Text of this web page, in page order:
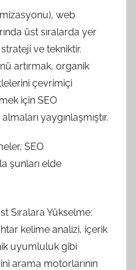
web
üst sıralarda yer
ve tekniktir.
artırmak, organik
çevrimiçi
için SEO
yaygınlaşmıştır.
SEO
şunları elde
Sıralara Yükselme:
kelime analizi, içerik
uyumluluk gibi
arama motorlarının